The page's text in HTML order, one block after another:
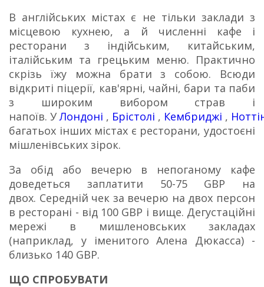
В англійських містах є не тільки заклади з
місцевою кухнею, а й численні кафе і
ресторани з індійським, китайським,
італійським та грецьким меню. Практично
скрізь їжу можна брати з собою. Всюди
відкриті піцерії, кав'ярні, чайні, бари та паби
з широким вибором страв і
напоїв. УЛондоні , Брістолі , Кембриджі ,
багатьох інших містах є ресторани, удостоєні
мішленівських зірок.
За обід або вечерю в непоганому кафе
доведеться заплатити 50-75 GBP на
двох. Середній чек за вечерю на двох персон
в ресторані - від 100 GBP і вище. Дегустаційні
мережі в мишленовських закладах
(наприклад, у іменитого Алена Дюкасса) -
близько 140 GBP.
ЩО СПРОБУВАТИ